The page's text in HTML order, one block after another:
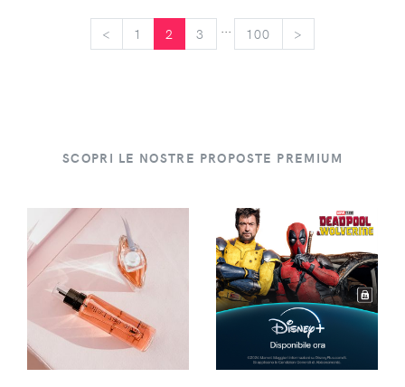
< 1 2 3 100 >
SCOPRI LE NOSTRE PROPOSTE PREMIUM